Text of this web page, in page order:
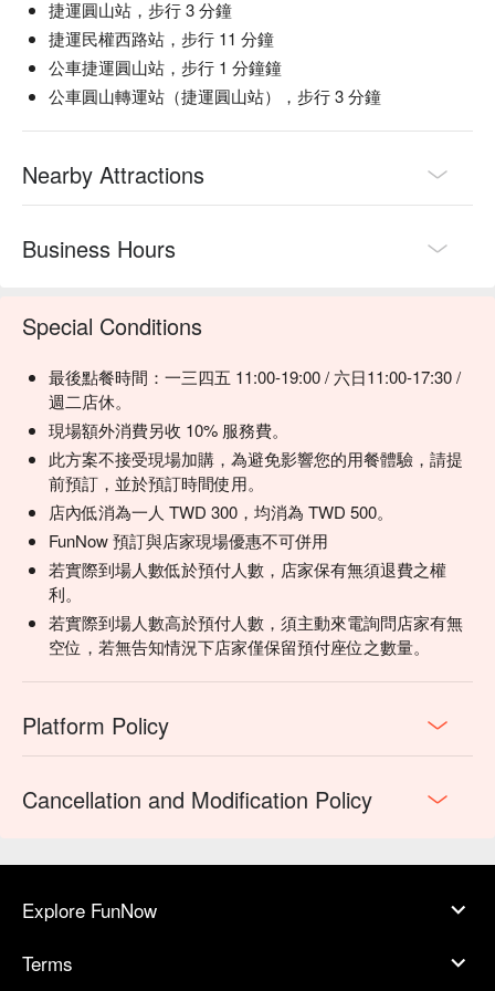
捷運圓山站，步行 3 分鐘
捷運民權西路站，步行 11 分鐘
公車捷運圓山站，步行 1 分鐘鐘
公車圓山轉運站（捷運圓山站），步行 3 分鐘
Nearby Attractions
Business Hours
Special Conditions
最後點餐時間：一三四五 11:00-19:00 / 六日11:00-17:30 /
週二店休。
現場額外消費另收 10% 服務費。
此方案不接受現場加購，為避免影響您的用餐體驗，請提
前預訂，並於預訂時間使用。
店內低消為一人 TWD 300，均消為 TWD 500。
FunNow 預訂與店家現場優惠不可併用
若實際到場人數低於預付人數，店家保有無須退費之權
利。
若實際到場人數高於預付人數，須主動來電詢問店家有無
空位，若無告知情況下店家僅保留預付座位之數量。
Platform Policy
Cancellation and Modification Policy
Explore FunNow
Terms